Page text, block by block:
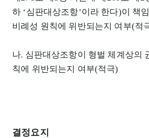
하 ‘심판대상조항’이라 한다)이 책
비례성 원칙에 위반되는지 여부(적
나. 심판대상조항이 형벌 체계상의
칙에 위반되는지 여부(적극)
결정요지